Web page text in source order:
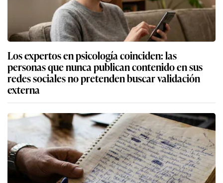
Los expertos en psicología coinciden: las
personas que nunca publican contenido en sus
redes sociales no pretenden buscar validación
externa